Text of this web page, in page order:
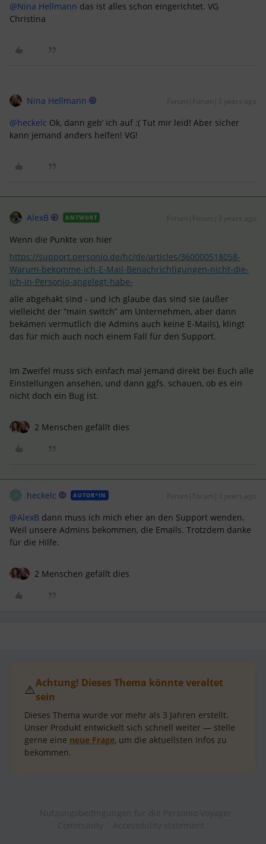
@Nina Hellmann das ist alles schon eingerichtet. VG
Christina
Nina Hellmann Forum|Forum|3 years ago
@heckelc Ok, dann geb’ ich auf :( Tut mir leid! Aber sicher
kann jemand anders helfen! VG!
AlexB ANTWORT
Wenn die Punkte von hier
https://support.personio.de/hc/de/articles/360000518058-
Warum-bekomme-ich-E-Mail-Benachrichtigungen-nicht-die-
ich-in-Personio-angelegt-habe-
alle abgehakt sind - und ich glaube das sind sie (außer
vielleicht der “main switch” am Unternehmen, aber dann
bekämen vermutlich die Admins auch keine E-Mails), klingt
das für mich auch noch einem Fall für den Support.
Im Zweifel muss sich einfach mal jemand direkt bei Euch alle
Einstellungen ansehen, und dann ggfs. schauen, ob es ein
nicht doch ein Bug ist.
2 Menschen gefällt dies
heckelc AUTOR*IN Forum|Forum|3 years ago
@AlexB dann muss ich mich eher an den Support wenden.
Weil unsere Admins bekommen, die Emails. Trotzdem danke
für die Hilfe.
2 Menschen gefällt dies
⚠️Achtung! Dieses Thema könnte veraltet
sein
Dieses Thema wurde vor mehr als 3 Jahren erstellt.
Unser Produkt entwickelt sich schnell weiter — stelle
gerne eine neue Frage, um die aktuellsten Infos zu
bekommen.